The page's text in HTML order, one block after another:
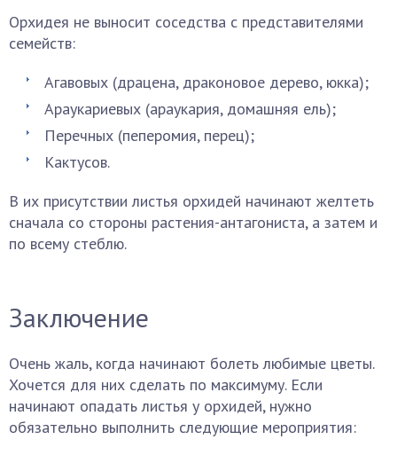
Орхидея не выносит соседства с представителями
семейств:
Агавовых (драцена, драконовое дерево, юкка);
Араукариевых (араукария, домашняя ель);
Перечных (пеперомия, перец);
Кактусов.
В их присутствии листья орхидей начинают желтеть
сначала со стороны растения-антагониста, а затем и
по всему стеблю.
Заключение
Очень жаль, когда начинают болеть любимые цветы.
Хочется для них сделать по максимуму. Если
начинают опадать листья у орхидей, нужно
обязательно выполнить следующие мероприятия: